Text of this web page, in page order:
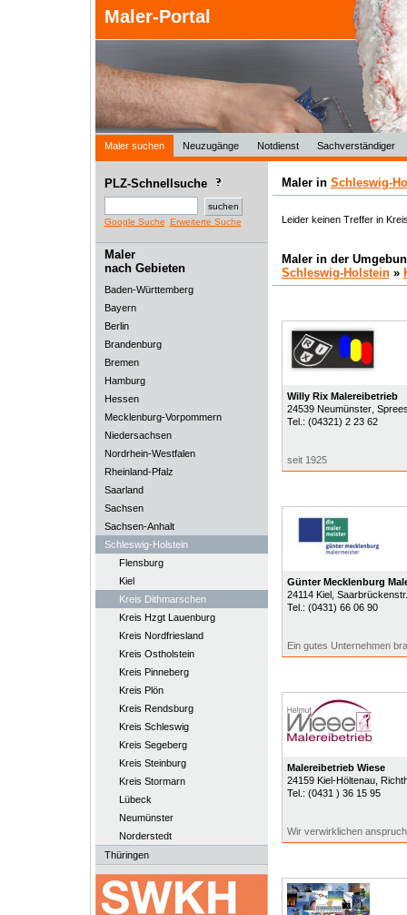
Maler-Portal
Maler suchen Neuzugänge Notdienst Sachverständiger
PLZ-Schnellsuche
Google Suche Erweiterte Suche
Maler
nach Gebieten
Baden-Württemberg
Bayern
Berlin
Brandenburg
Bremen
Hamburg
Hessen
Mecklenburg-Vorpommern
Niedersachsen
Nordrhein-Westfalen
Rheinland-Pfalz
Saarland
Sachsen
Sachsen-Anhalt
Schleswig-Holstein
Flensburg
Kiel
Kreis Dithmarschen
Kreis Hzgt Lauenburg
Kreis Nordfriesland
Kreis Ostholstein
Kreis Pinneberg
Kreis Plön
Kreis Rendsburg
Kreis Schleswig
Kreis Segeberg
Kreis Steinburg
Kreis Stormarn
Lübeck
Neumünster
Norderstedt
Thüringen
Maler in Schleswig-
Leider keinen Treffer in
Maler in der
Schleswig-Holstein»
Willy Rix Malereibetrieb
24539 Neumünster,
Tel.: (04321) 2 23 62
seit 1925
Günter Mecklenburg
24114 Kiel,
Tel.: (0431) 66 06 90
Ein gutes Unternehmen
Malereibetrieb Wiese
24159 Kiel-Höltenau,
Tel.: (0431 ) 36 15 95
Wir verwirklichen